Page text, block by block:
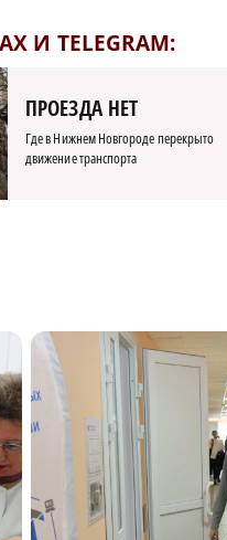
TELEGRAM:
ПРОЕЗДА НЕТ
Где в Нижнем Новгороде перекрыто
движение транспорта